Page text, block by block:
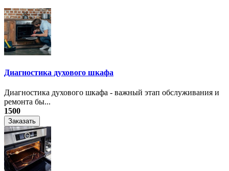
Диагностика духового шкафа
Диагностика духового шкафа - важный этап обслуживания и
ремонта бы...
1500
Заказать